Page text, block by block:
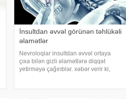
İnsultdan əvvəl görünən təhlükəli
əlamətlər
Nevroloqlar insultdan əvvəl ortaya
çıxa bilən gizli əlamətlərə diqqət
yetirməyə çağırıblar. xəbər verir ki,